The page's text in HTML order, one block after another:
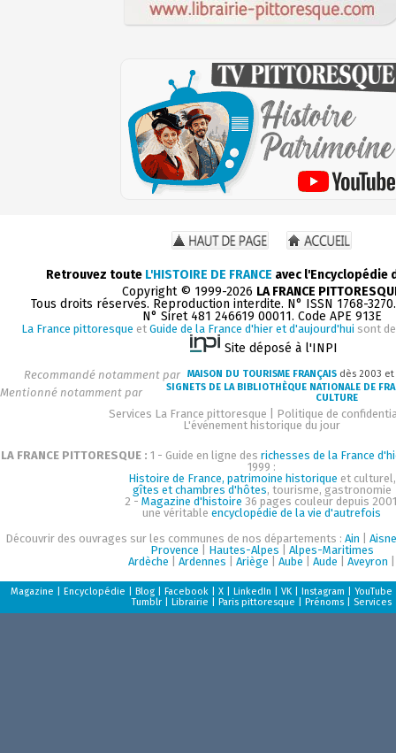
Retrouvez toute L'HISTOIRE DE FRANCE avec l'Encyclopédie
Copyright © 1999-2026 LA FRANCE
Tous droits réservés. Reproduction interdite. N° ISSN 1768-
N° Siret 481 246619 00011. Code APE 913E
La France pittoresque et Guide de la France d'hier et d'aujourd'hui sont
Site déposé à l'INPI
Recommandé notamment par MAISON DU TOURISME FRANÇAIS dès 2003 et
Mentionné notamment par
SIGNETS DE LA BIBLIOTHÈQUE NATIONALE DE
CULTURE
Services La France pittoresque
Politique de
L'événement historique du jour
LA FRANCE PITTORESQUE : 1 - Guide en ligne des richesses de la France
1999 :
Histoire de France, patrimoine historique et culturel,
gîtes et chambres d'hôtes, tourisme, gastronomie
2 - Magazine d'histoire 36 pages couleur depuis
une véritable encyclopédie de la vie d'autrefois
Découvrir des ouvrages sur les communes de nos départements : Ain
Aisne
Provence
Hautes-Alpes
Alpes-Maritimes
Ardèche
Ardennes Ariège Aube Aude Aveyron
Magazine Encyclopédie Blog Facebook X LinkedIn VK Instagram YouTube
Tumblr
Librairie Paris pittoresque Prénoms Services